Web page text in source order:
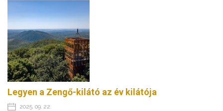
Legyen a Zengő-kilátó az év kilátója
2025. 09. 22.